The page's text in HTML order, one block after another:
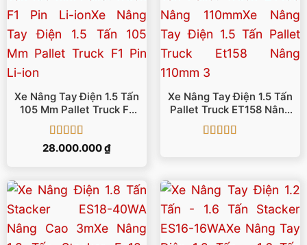
Xe Nâng Tay Điện 1.5 Tấn
105 Mm Pallet Truck F1
Pin Li-Ion
Được xếp
28.000.000₫
Xe Nâng Tay Điện 1.5 Tấn
Pallet Truck ET158 Nâng
110mm